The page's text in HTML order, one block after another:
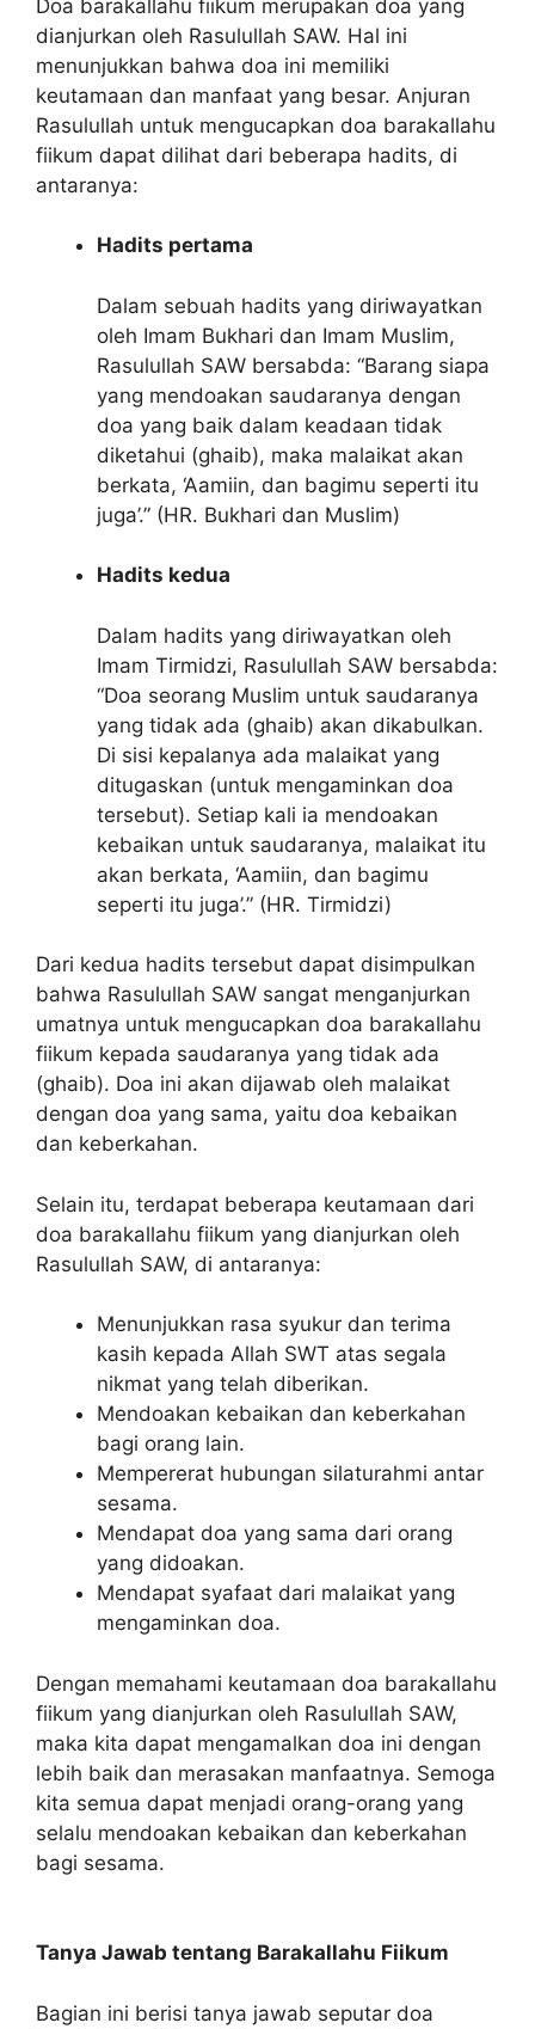
Doa barakallahu fiikum merupakan doa yang
dianjurkan oleh Rasulullah SAW. Hal ini
menunjukkan bahwa doa ini memiliki
keutamaan dan manfaat yang besar. Anjuran
Rasulullah untuk mengucapkan doa barakallahu
fiikum dapat dilihat dari beberapa hadits, di
antaranya:
Hadits pertama
Dalam sebuah hadits yang diriwayatkan
oleh Imam Bukhari dan Imam Muslim,
Rasulullah SAW bersabda: “Barang siapa
yang mendoakan saudaranya dengan
doa yang baik dalam keadaan tidak
diketahui (ghaib), maka malaikat akan
berkata, ‘Aamiin, dan bagimu seperti itu
juga’.” (HR. Bukhari dan Muslim)
Hadits kedua
Dalam hadits yang diriwayatkan oleh
Imam Tirmidzi, Rasulullah SAW bersabda:
“Doa seorang Muslim untuk saudaranya
yang tidak ada (ghaib) akan dikabulkan.
Di sisi kepalanya ada malaikat yang
ditugaskan (untuk mengaminkan doa
tersebut). Setiap kali ia mendoakan
kebaikan untuk saudaranya, malaikat itu
akan berkata, ‘Aamiin, dan bagimu
seperti itu juga’.” (HR. Tirmidzi)
Dari kedua hadits tersebut dapat disimpulkan
bahwa Rasulullah SAW sangat menganjurkan
umatnya untuk mengucapkan doa barakallahu
fiikum kepada saudaranya yang tidak ada
(ghaib). Doa ini akan dijawab oleh malaikat
dengan doa yang sama, yaitu doa kebaikan
dan keberkahan.
Selain itu, terdapat beberapa keutamaan dari
doa barakallahu fiikum yang dianjurkan oleh
Rasulullah SAW, di antaranya:
Menunjukkan rasa syukur dan terima
kasih kepada Allah SWT atas segala
nikmat yang telah diberikan.
Mendoakan kebaikan dan keberkahan
bagi orang lain.
Mempererat hubungan silaturahmi antar
sesama.
Mendapat doa yang sama dari orang
yang didoakan.
Mendapat syafaat dari malaikat yang
mengaminkan doa.
Dengan memahami keutamaan doa barakallahu
fiikum yang dianjurkan oleh Rasulullah SAW,
maka kita dapat mengamalkan doa ini dengan
lebih baik dan merasakan manfaatnya. Semoga
kita semua dapat menjadi orang-orang yang
selalu mendoakan kebaikan dan keberkahan
bagi sesama.
Tanya Jawab tentang Barakallahu Fiikum
Bagian ini berisi tanya jawab seputar doa